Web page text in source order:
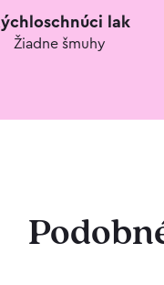
lak
Žiadne šmuhy